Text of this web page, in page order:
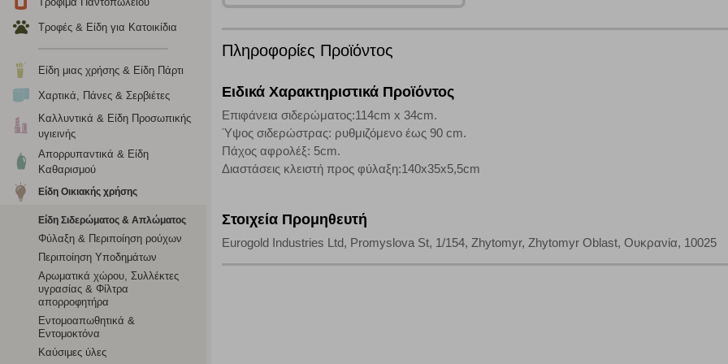
Τροφές & Είδη για Κατοικίδια
Είδη μιας χρήσης & Είδη Πάρτι
Χαρτικά, Πάνες & Σερβιέτες
Καλλυντικά & Είδη Προσωπικής
υγιεινής
Απορρυπαντικά & Είδη
Καθαρισμού
Είδη Οικιακής χρήσης
Είδη Σιδερώματος & Απλώματος
Φύλαξη & Περιποίηση ρούχων
Περιποίηση Υποδημάτων
Αρωματικά χώρου, Συλλέκτες
υγρασίας & Φίλτρα
απορροφητήρα
Εντομοαπωθητικά &
Εντομοκτόνα
Καύσιμες ύλες
Πληροφορίες Προϊόντος
Ειδικά Χαρακτηριστικά Προϊόντος
Επιφάνεια σιδερώματος:114cm x 34cm.
Ύψος σιδερώστρας: ρυθμιζόμενο έως 90 cm.
Πάχος αφρολέξ: 5cm.
Διαστάσεις κλειστή προς φύλαξη:140x35x5,5cm
Στοιχεία Προμηθευτή
Eurogold Industries Ltd, Promyslova St, 1/154, Zhytomyr, Zhytomyr Oblast, Ουκρανία, 10025
για τη δημιουργία ενός προφίλ των ενδιαφερόντων σας και για την εμφάνιση σχετικών διαφημίσεων σε άλλες τοποθεσίες. Τα cookies
το πρόγραμμα περιήγησης και τη συσκευή σας. Αν δεν επιλέξετε τη συγκεκριμένη κατηγορία cookies, δεν θα λαμβάνετε στοχευμένες
Cookies απόδοσης
Η συγκεκριμένη κατηγορία cookies μας δίνει τη δυνατότητα να ενημερωνόμαστε για την επισκεψιμότητα του ιστότοπού μας, ώστε
να γνωρίζουμε ποιες σελίδες είναι περισσότερο, ή λιγότερο δημοφιλείς και να βλέπουμε την αλληλεπίδραση του χρήστη και το
τα cookies είναι συγκεντρωτικές και, συνεπώς, ανώνυμες. Αν δεν επιτρέψετε την αποδοχή αυτής της κατηγορίας cookies, δεν θα
Απολύτως απαραίτητα cookies
Η συγκεκριμένη κατηγορία cookies είναι απαραίτητη για τη λειτουργία του ιστότοπου και ενεργοποιημένη. Έχετε ωστόσο τη
αποκλείει ή να σας ειδοποιεί σχετικά με αυτά τα cookies, με το ενδεχόμενο σε αυτήν την περίπτωση ορισμένα τμήματα του ιστότοπου